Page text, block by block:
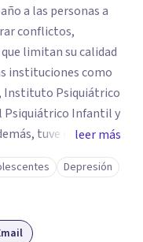
a las personas a
conflictos,
limitan su calidad
instituciones como
Instituto Psiquiátrico
Psiquiátrico Infantil y
tuve el
como Olivar del
conocer diversas
leer más
Depresión